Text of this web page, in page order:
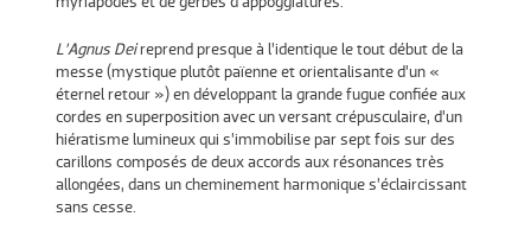
L’Agnus Deireprend presque à l’identique le tout début de la
messe (mystique plutôt païenne et orientalisante d’un «
éternel retour ») en développant la grande fugue confiée aux
cordes en superposition avec un versant crépusculaire, d’un
hiératisme lumineux qui s’immobilise par sept fois sur des
carillons composés de deux accords aux résonances très
allongées, dans un cheminement harmonique s’éclaircissant
sans cesse.